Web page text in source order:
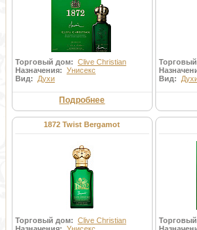
Торговый дом: Clive Christian
Назначения: Унисекс
Вид: Духи
Подробнее
Вид:
1872 Twist Bergamot
Торговый дом: Clive Christian